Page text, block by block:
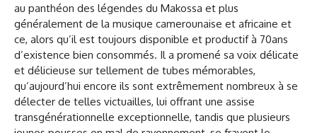
au panthéon des légendes du Makossa et plus
généralement de la musique camerounaise et africaine et
ce, alors qu’il est toujours disponible et productif à 70ans
d’existence bien consommés. Il a promené sa voix délicate
et délicieuse sur tellement de tubes mémorables,
qu’aujourd’hui encore ils sont extrêmement nombreux à se
délecter de telles victuailles, lui offrant une assise
transgénérationnelle exceptionnelle, tandis que plusieurs